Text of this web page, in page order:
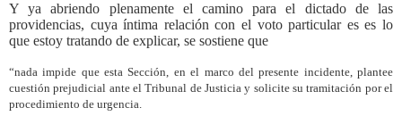
Y ya abriendo plenamente el camino para el dictado de las
providencias, cuya íntima relación con el voto particular es es lo
que estoy tratando de explicar, se sostiene que
“nada impide que esta Sección, en el marco del presente incidente, plantee
cuestión prejudicial ante el Tribunal de Justicia y solicite su tramitación por el
procedimiento de urgencia.